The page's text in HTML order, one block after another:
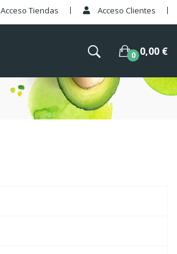
Acceso Clientes
Acceso Tiendas
0 0,00 €